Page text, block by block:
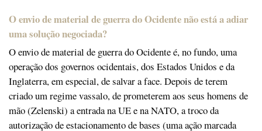
O envio de material de guerra do Ocidente não está a adiar
uma solução negociada?
O envio de material de guerra do Ocidente é, no fundo, uma
operação dos governos ocidentais, dos Estados Unidos e da
Inglaterra, em especial, de salvar a face. Depois de terem
criado um regime vassalo, de prometerem aos seus homens de
mão (Zelenski) a entrada na UE e na NATO, a troco da
autorização de estacionamento de bases (uma ação marcada